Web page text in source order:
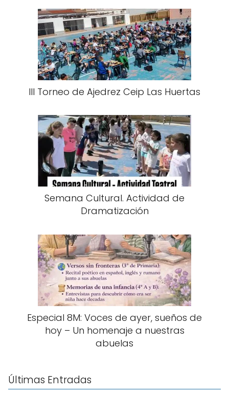
III Torneo de Ajedrez Ceip Las Huertas
Semana Cultural. Actividad de
Dramatización
Especial 8M: Voces de ayer, sueños de
hoy – Un homenaje a nuestras
abuelas
Últimas Entradas